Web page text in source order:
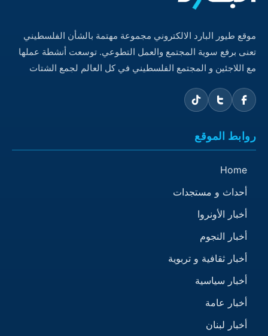
موقع طيور البارد الالكتروني مجموعة مهتمة بالشأن الفلسطيني
تعنى برفع سوية المجتمع والعمل التطوعي. توسعت أنشطة عملها
مع اللاجئين و المجتمع الفلسطيني في كل العالم لجمع الشتات
روابط الموقع
Home
أحداث و مستجدات
أخبار الأونروا
أخبار النجوم
أخبار ثقافية و تربوية
أخبار سياسية
أخبار عامة
أخبار لبنان